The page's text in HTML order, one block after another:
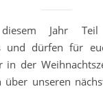
und dürfen für
in der
über unseren